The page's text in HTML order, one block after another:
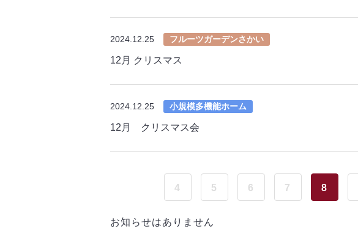
2024.12.25 フルーツガーデンさかい
12月 クリスマス
2024.12.25 小規模多機能ホーム
12月 クリスマス会
4 5 6 7 8
お知らせはありません